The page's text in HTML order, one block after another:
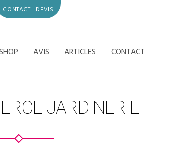
CONTACT | DEVIS
AVIS ARTICLES CONTACT
JARDINERIE